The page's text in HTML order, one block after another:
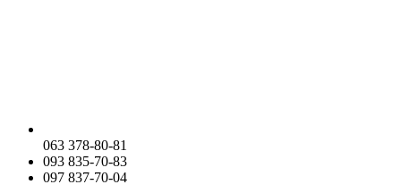
063 378-80-81
093 835-70-83
097 837-70-04